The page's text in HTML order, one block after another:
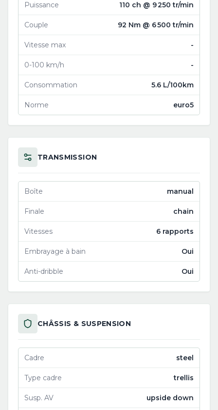
Puissance 110 ch @ 9 250 tr/min
Couple 92 Nm @ 6 500 tr/min
Vitesse max -
0-100 km/h -
Consommation 5.6 L/100km
Norme euro5
TRANSMISSION
Boîte manual
Finale chain
Vitesses 6 rapports
Embrayage à bain Oui
Anti-dribble Oui
CHÂSSIS & SUSPENSION
Cadre steel
Type cadre trellis
Susp. AV upside down